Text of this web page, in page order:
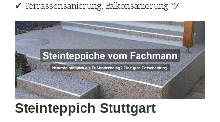
✔ Terrassensanierung, Balkonsanierung ツ
Steinteppich Stuttgart